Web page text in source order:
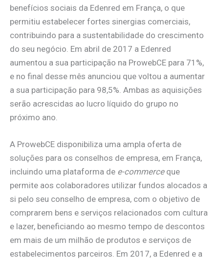
benefícios sociais da Edenred em França, o que
permitiu estabelecer fortes sinergias comerciais,
contribuindo para a sustentabilidade do crescimento
do seu negócio. Em abril de 2017 a Edenred
aumentou a sua participação na ProwebCE para 71%,
e no final desse mês anunciou que voltou a aumentar
a sua participação para 98,5%. Ambas as aquisições
serão acrescidas ao lucro líquido do grupo no
próximo ano.
A ProwebCE disponibiliza uma ampla oferta de
soluções para os conselhos de empresa, em França,
incluindo uma plataforma de e-commerce que
permite aos colaboradores utilizar fundos alocados a
si pelo seu conselho de empresa, com o objetivo de
comprarem bens e serviços relacionados com cultura
e lazer, beneficiando ao mesmo tempo de descontos
em mais de um milhão de produtos e serviços de
estabelecimentos parceiros. Em 2017, a Edenred e a